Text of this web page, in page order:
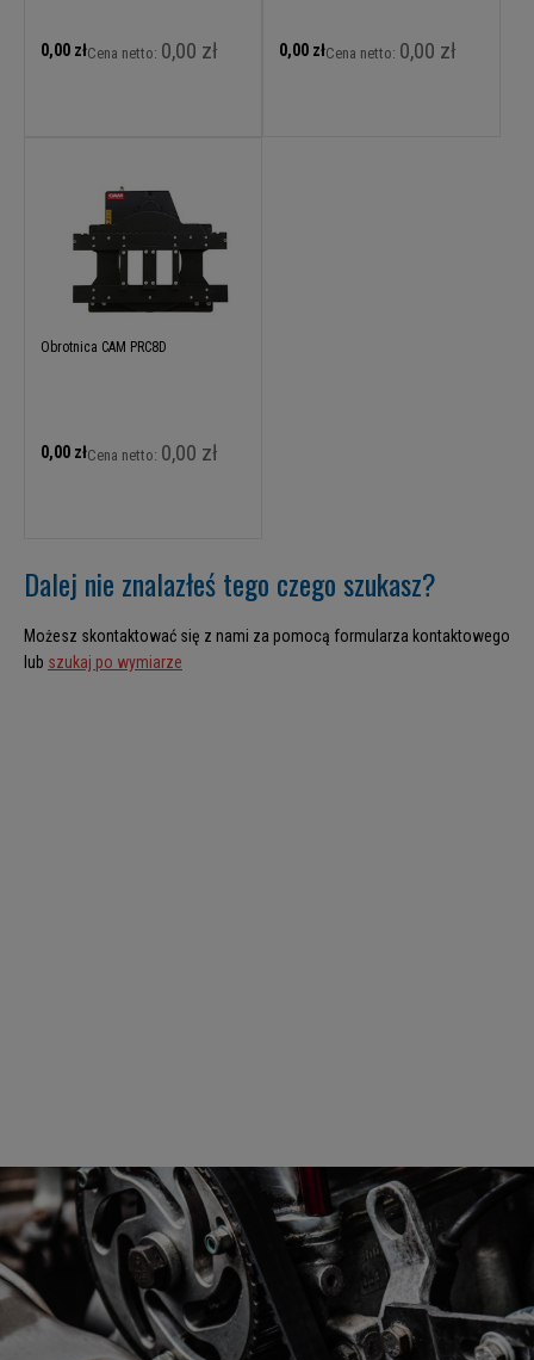
0,00 złCena netto: 0,00 zł 0,00 złCena netto: 0,00 zł
Obrotnica CAM PRC8D
0,00 złCena netto: 0,00 zł
Dalej nie znalazłeś tego czego szukasz?
Możesz skontaktować się z nami za pomocą formularza kontaktowego
lub szukaj po wymiarze